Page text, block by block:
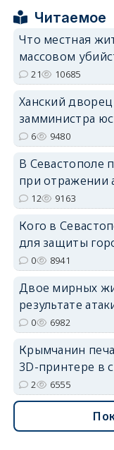
Читаемое
Что местная
массовом
21 10685
Ханский
замминистра
6 9480
В Севастополе
при отражении
12 9163
Кого в
для защиты
0 8941
Двое мирных
результате
0 6982
Крымчанин
3D-принтере в
2 6555